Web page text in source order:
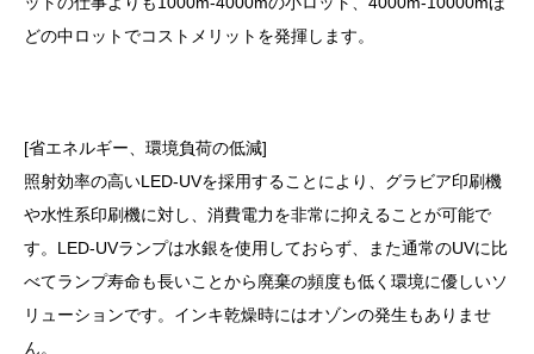
どの中ロットでコストメリットを発揮します。
[省エネルギー、環境負荷の低減]
照射効率の高いLED-UVを採用することにより、グラビア印刷機
や水性系印刷機に対し、消費電力を非常に抑えることが可能で
す。LED-UVランプは水銀を使用しておらず、また通常のUVに比
べてランプ寿命も長いことから廃棄の頻度も低く環境に優しいソ
リューションです。インキ乾燥時にはオゾンの発生もありませ
ん。